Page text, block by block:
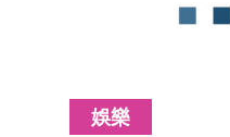
娛樂